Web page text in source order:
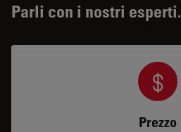
Parli con i nostri esperti.
Prezzo